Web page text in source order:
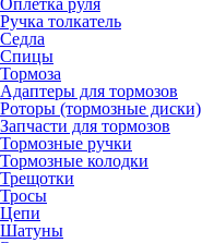
Оплётка руля
Ручка толкатель
Седла
Спицы
Тормоза
Адаптеры для тормозов
Роторы (тормозные диски)
Запчасти для тормозов
Тормозные ручки
Тормозные колодки
Трещотки
Тросы
Цепи
Шатуны